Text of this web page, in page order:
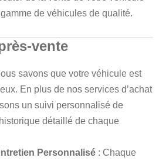
de véhicules de qualité.
vente
savons que votre véhicule est
En plus de nos services d’achat
un suivi personnalisé de
détaillé de chaque
Personnalisé : Chaque